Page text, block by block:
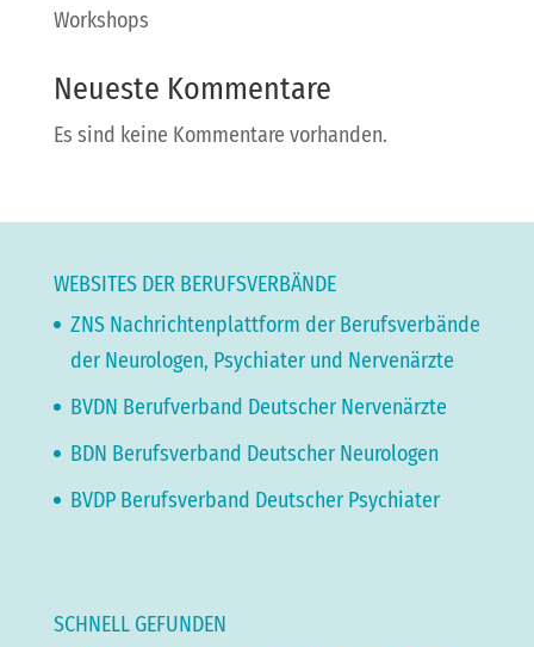
Workshops
Neueste Kommentare
Es sind keine Kommentare vorhanden.
WEBSITES DER BERUFSVERBÄNDE
ZNS Nachrichtenplattform der Berufsverbände
der Neurologen, Psychiater und Nervenärzte
BVDN Berufverband Deutscher Nervenärzte
BDN Berufsverband Deutscher Neurologen
BVDP Berufsverband Deutscher Psychiater
SCHNELL GEFUNDEN